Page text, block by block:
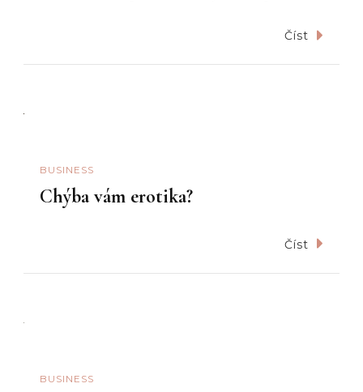
Číst
BUSINESS
Chýba vám erotika?
Číst
BUSINESS